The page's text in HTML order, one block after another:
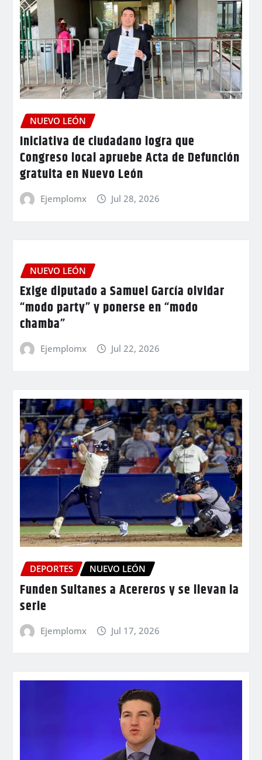
NUEVO LEÓN
Iniciativa de ciudadano logra que
Congreso local apruebe Acta de Defunción
gratuita en Nuevo León
Ejemplomx Jul 28, 2026
NUEVO LEÓN
Exige diputado a Samuel García olvidar
“modo party” y ponerse en “modo
chamba”
Ejemplomx Jul 22, 2026
DEPORTES NUEVO LEÓN
Funden Sultanes a Acereros y se llevan la
serie
Ejemplomx Jul 17, 2026